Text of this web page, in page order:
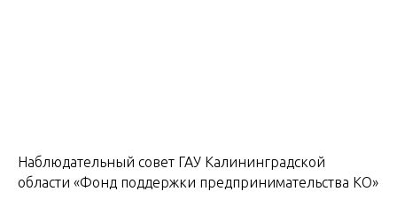
Наблюдательный совет ГАУ Калининградской
области «Фонд поддержки предпринимательства КО»